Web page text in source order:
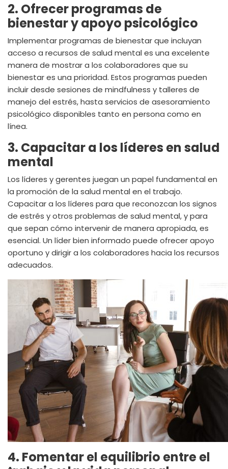
2. Ofrecer programas de
bienestar y apoyo psicológico
Implementar programas de bienestar que incluyan
acceso a recursos de salud mental es una excelente
manera de mostrar a los colaboradores que su
bienestar es una prioridad. Estos programas pueden
incluir desde sesiones de mindfulness y talleres de
manejo del estrés, hasta servicios de asesoramiento
psicológico disponibles tanto en persona como en
línea.
3. Capacitar a los líderes en salud
mental
Los líderes y gerentes juegan un papel fundamental en
la promoción de la salud mental en el trabajo.
Capacitar a los líderes para que reconozcan los signos
de estrés y otros problemas de salud mental, y para
que sepan cómo intervenir de manera apropiada, es
esencial. Un líder bien informado puede ofrecer apoyo
oportuno y dirigir a los colaboradores hacia los recursos
adecuados.
4. Fomentar el equilibrio entre el